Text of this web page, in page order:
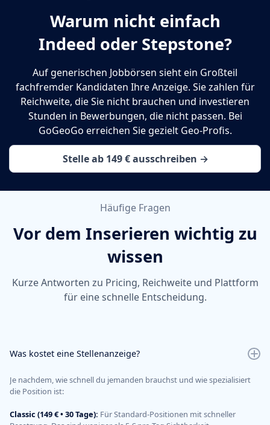
Warum nicht einfach
Indeed oder Stepstone?
Auf generischen Jobbörsen sieht ein Großteil
fachfremder Kandidaten Ihre Anzeige. Sie zahlen für
Reichweite, die Sie nicht brauchen und investieren
Stunden in Bewerbungen, die nicht passen. Bei
GoGeoGo erreichen Sie gezielt Geo-Profis.
Stelle ab 149 € ausschreiben →
Häufige Fragen
Vor dem Inserieren wichtig zu
wissen
Kurze Antworten zu Pricing, Reichweite und Plattform
für eine schnelle Entscheidung.
Was kostet eine Stellenanzeige?
Je nachdem, wie schnell du jemanden brauchst und wie spezialisiert
die Position ist:
Classic (149 € • 30 Tage): Für Standard-Positionen mit schneller